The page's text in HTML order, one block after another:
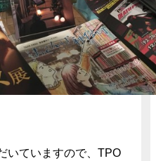
いていますので、TPO